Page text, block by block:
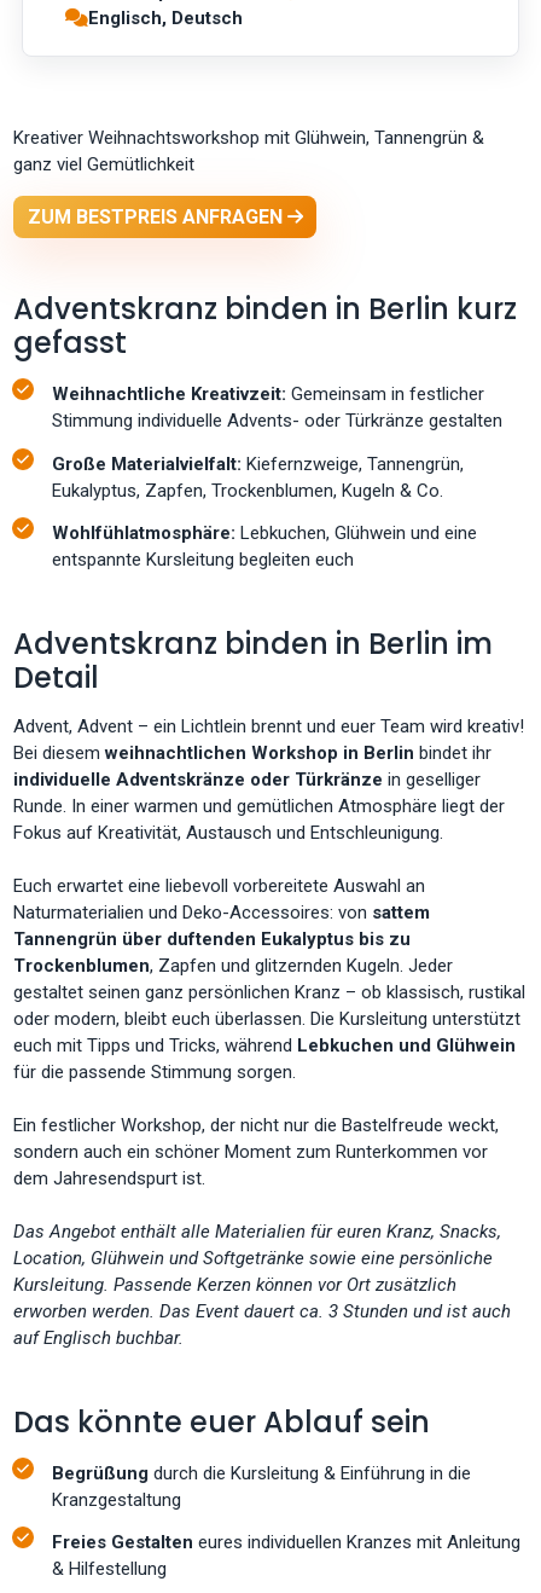
Englisch, Deutsch
Kreativer Weihnachtsworkshop mit Glühwein, Tannengrün &
ganz viel Gemütlichkeit
ZUM BESTPREIS ANFRAGEN
Adventskranz binden in Berlin kurz
gefasst
Weihnachtliche Kreativzeit:Gemeinsam in festlicher
Stimmung individuelle Advents- oder Türkränze gestalten
Große Materialvielfalt:Kiefernzweige, Tannengrün,
Eukalyptus, Zapfen, Trockenblumen, Kugeln & Co.
Wohlfühlatmosphäre: Lebkuchen, Glühwein und eine
entspannte Kursleitung begleiten euch
Adventskranz binden in Berlin im
Detail
Advent, Advent – ein Lichtlein brennt und euer Team wird kreativ!
Bei diesemweihnachtlichen Workshop in Berlin bindet ihr
individuelle Adventskränze oder Türkränze in geselliger
Runde. In einer warmen und gemütlichen Atmosphäre liegt der
Fokus auf Kreativität, Austausch und Entschleunigung.
Euch erwartet eine liebevoll vorbereitete Auswahl an
Naturmaterialien und Deko-Accessoires: von sattem
Tannengrün über duftenden Eukalyptus bis zu
Trockenblumen, Zapfen und glitzernden Kugeln. Jeder
gestaltet seinen ganz persönlichen Kranz – ob klassisch, rustikal
oder modern, bleibt euch überlassen. Die Kursleitung unterstützt
euch mit Tipps und Tricks, während Lebkuchen und Glühwein
für die passende Stimmung sorgen.
Ein festlicher Workshop, der nicht nur die Bastelfreude weckt,
sondern auch ein schöner Moment zum Runterkommen vor
dem Jahresendspurt ist.
Das Angebot enthält alle Materialien für euren Kranz, Snacks,
Location, Glühwein und Softgetränke sowie eine persönliche
Kursleitung. Passende Kerzen können vor Ort zusätzlich
erworben werden. Das Event dauert ca. 3 Stunden und ist auch
auf Englisch buchbar.
Das könnte euer Ablauf sein
Begrüßung durch die Kursleitung & Einführung in die
Kranzgestaltung
Freies Gestalteneures individuellen Kranzes mit Anleitung
& Hilfestellung